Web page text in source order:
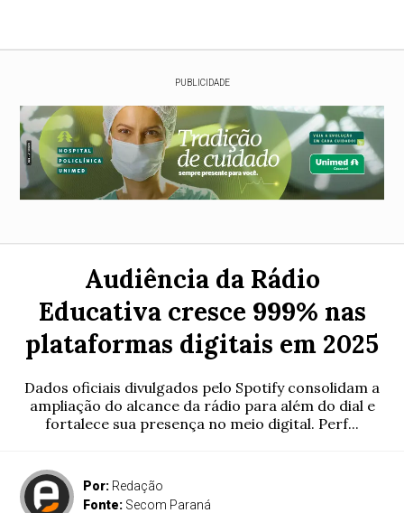
PUBLICIDADE
Audiência da Rádio
Educativa cresce 999% nas
plataformas digitais em 2025
Dados oficiais divulgados pelo Spotify consolidam a
ampliação do alcance da rádio para além do dial e
fortalece sua presença no meio digital. Perf...
Por: Redação
Fonte: Secom Paraná